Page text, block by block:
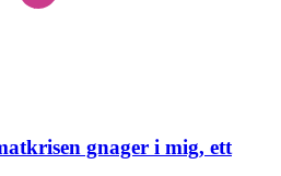
gnager i mig, ett